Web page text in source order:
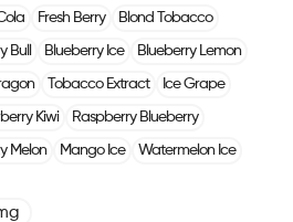
Fresh Berry Blond Tobacco
Bull Blueberry Ice Blueberry Lemon
Tobacco Extract Ice Grape
Kiwi Raspberry Blueberry
Melon Mango Ice Watermelon Ice